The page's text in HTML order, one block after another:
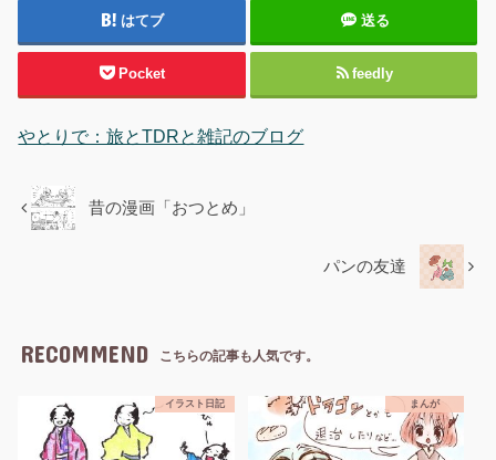
はてブ 送る
Pocket feedly
やとりで：旅とTDRと雑記のブログ
昔の漫画「おつとめ」
パンの友達
RECOMMEND こちらの記事も人気です。
イラスト日記 まんが